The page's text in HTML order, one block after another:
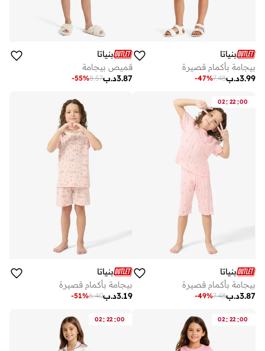
بنياتا
بيجامة بأكمام قصيرة
د.ب3.99
7.48
-47%
بنياتا
قميص بيجامة
د.ب3.87
8.57
-55%
02: 22 :00
بنياتا
بيجامة بأكمام قصيرة
د.ب3.87
7.48
-49%
بنياتا
بيجامة بأكمام قصيرة
د.ب3.19
6.40
-51%
02: 22 :00
02: 22 :00